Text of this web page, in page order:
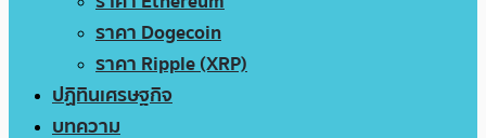
ราคา Dogecoin
ราคา Ripple (XRP)
ปฏิทินเศรษฐกิจ
บทความ